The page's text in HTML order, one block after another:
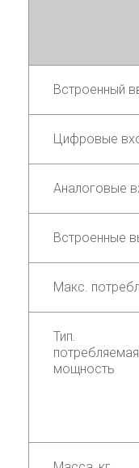
Встроенный
Цифровые
Аналоговые
Встроенные
Макс.
Тип.
потребляемая
мощность